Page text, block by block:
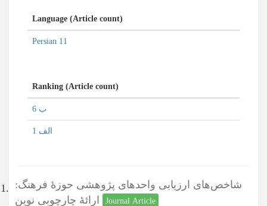
Language (Article count)
Persian 11
Ranking (Article count)
ب 6
الف 1
1. شاخص‌های ارزیابی واحدهای پژوهشی حوزۀ فرهنگ:
Journal Article